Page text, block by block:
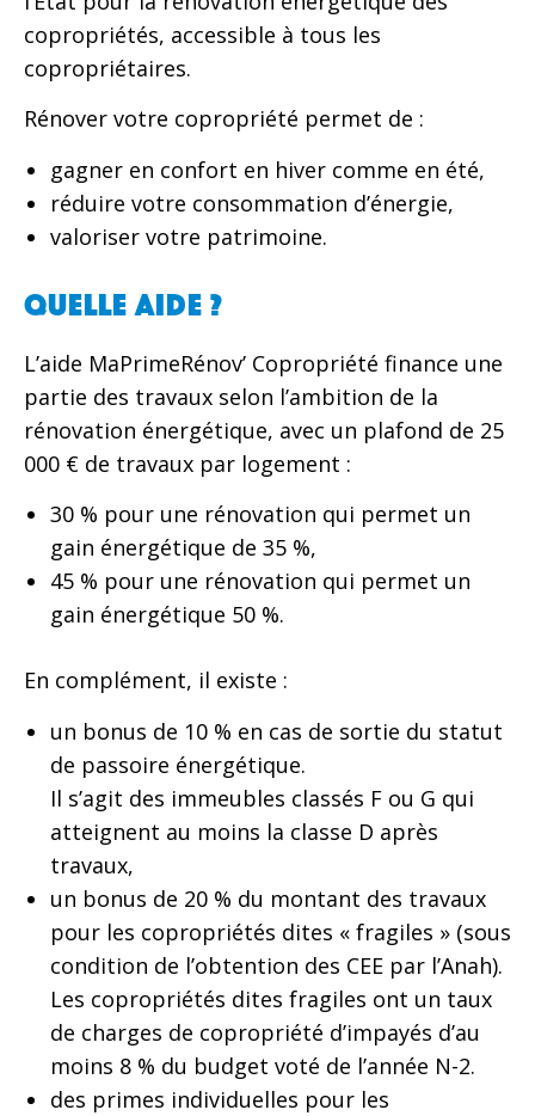
copropriétés, accessible à tous les
copropriétaires.
Rénover votre copropriété permet de :
gagner en confort en hiver comme en été,
réduire votre consommation d’énergie,
valoriser votre patrimoine.
Quelle aide ?
L’aide MaPrimeRénov’ Copropriété finance une
partie des travaux selon l’ambition de la
rénovation énergétique, avec un plafond de 25
000 € de travaux par logement :
30 % pour une rénovation qui permet un
gain énergétique de 35 %,
45 % pour une rénovation qui permet un
gain énergétique 50 %.
En complément, il existe :
un bonus de 10 % en cas de sortie du statut
de passoire énergétique.
Il s’agit des immeubles classés F ou G qui
atteignent au moins la classe D après
travaux,
un bonus de 20 % du montant des travaux
pour les copropriétés dites « fragiles » (sous
condition de l’obtention des CEE par l’Anah).
Les copropriétés dites fragiles ont un taux
de charges de copropriété d’impayés d’au
moins 8 % du budget voté de l’année N-2.
des primes individuelles pour les